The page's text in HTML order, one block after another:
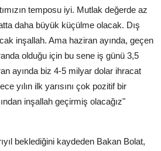
temposu iyi. Mutlak değerde az
daha büyük küçülme olacak. Dış
inşallah. Ama haziran ayında, geçen
olduğu için bu sene iş günü 3,5
ayında biz 4-5 milyar dolar ihracat
yılın ilk yarısını çok pozitif bir
inşallah geçirmiş olacağız"
beklediğini kaydeden Bakan Bolat,